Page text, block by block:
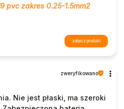
pvc zakres 0.25-1.5mm2
zobacz produkt
zweryfikowano
Nie jest płaski, ma szeroki